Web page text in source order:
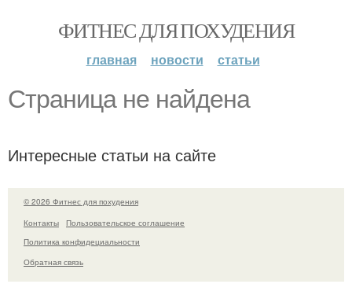
ФИТНЕС ДЛЯ ПОХУДЕНИЯ
главная новости статьи
Страница не найдена
Интересные статьи на сайте
© 2026 Фитнес для похудения
Контакты
Пользовательское соглашение
Политика конфидециальности
Обратная связь